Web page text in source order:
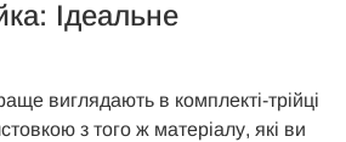
Ідеальне
виглядають в комплекті-трійці
з того ж матеріалу, які ви